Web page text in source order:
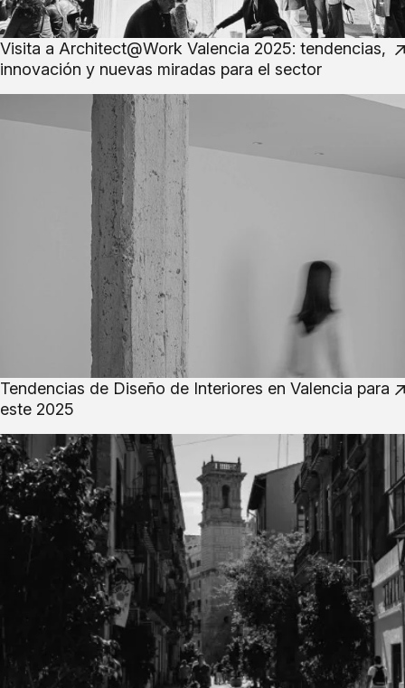
Visita a Architect@Work Valencia 2025: tendencias,
innovación y nuevas miradas para el sector
Tendencias de Diseño de Interiores en Valencia para
este 2025